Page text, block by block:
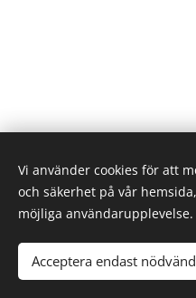
Vi använder cookies för att
och säkerhet på vår
möjliga användarupplevelse.
Acceptera endast